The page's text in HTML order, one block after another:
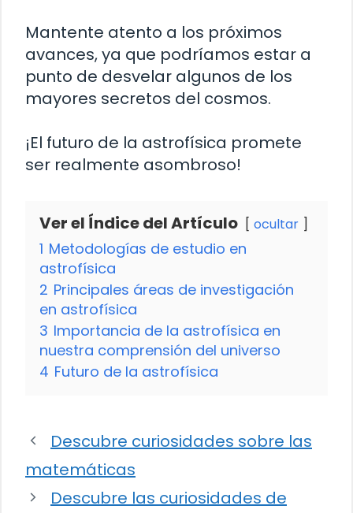
Mantente atento a los próximos
avances, ya que podríamos estar a
punto de desvelar algunos de los
mayores secretos del cosmos.
¡El futuro de la astrofísica promete
ser realmente asombroso!
Ver el Índice del Artículo ocultar
1 Metodologías de estudio en
astrofísica
2 Principales áreas de investigación
en astrofísica
3 Importancia de la astrofísica en
nuestra comprensión del universo
4 Futuro de la astrofísica
Descubre curiosidades sobre las
matemáticas
Descubre las curiosidades de